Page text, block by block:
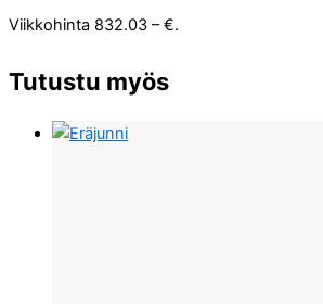
Viikkohinta 832.03 – €.
Tutustu myös